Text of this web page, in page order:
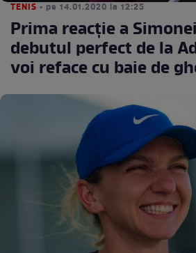
TENIS • pe 14.01.2020 la 12:25
Prima reacţie a
debutul perfect de la
voi reface cu baie de